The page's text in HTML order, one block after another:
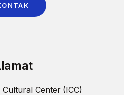
Cultural Center (ICC)